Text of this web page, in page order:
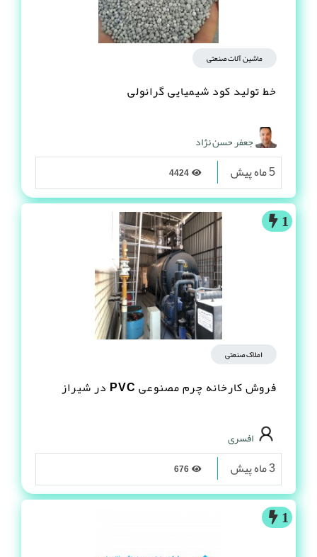
ماشین آلات صنعتی
خط تولید کود شیمیایی گرانولی
جعفر حسن نژاد
5 ماه پیش
1
املاک صنعتی
فروش کارخانه چرم مصنوعى PVC در شیراز
افسری
3 ماه پیش
1